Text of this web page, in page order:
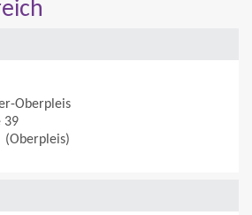
Oberpleis
39
(Oberpleis)